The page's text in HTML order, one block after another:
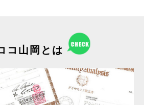
コ山岡とは